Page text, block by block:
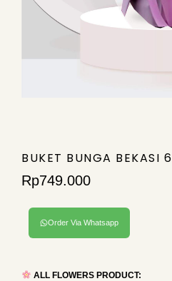
BUKET BUNGA BEKASI 6
Rp749.000
Order Via Whatsapp
ALL FLOWERS PRODUCT: